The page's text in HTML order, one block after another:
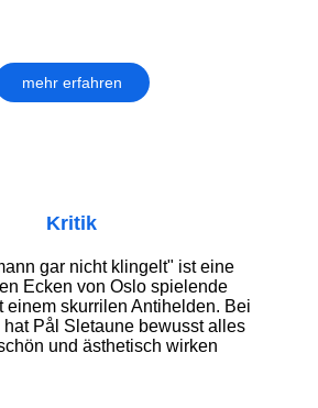
mehr erfahren
Kritik
gar nicht klingelt" ist eine
Ecken von Oslo spielende
einem skurrilen Antihelden. Bei
Pål Sletaune bewusst alles
und ästhetisch wirken